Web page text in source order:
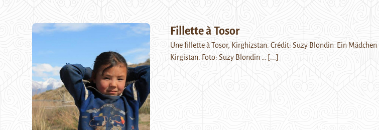
Fillette à Tosor
Une fillette à Tosor, Kirghizstan. Crédit: Suzy Blondin Ein Mädchen
Kirgistan. Foto: Suzy Blondin …
[...]